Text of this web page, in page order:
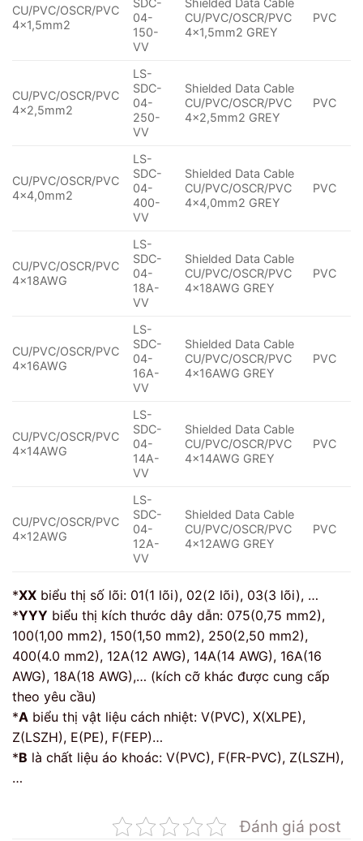
CU/PVC/OSCR/PVC
4×1,5mm2
SDC-
04-
150-
VV
Shielded Data Cable
CU/PVC/OSCR/PVC
4×1,5mm2 GREY
PVC
CU/PVC/OSCR/PVC
4×2,5mm2
LS-
SDC-
04-
250-
VV
Shielded Data Cable
CU/PVC/OSCR/PVC
4×2,5mm2 GREY
PVC
CU/PVC/OSCR/PVC
4×4,0mm2
LS-
SDC-
04-
400-
VV
Shielded Data Cable
CU/PVC/OSCR/PVC
4×4,0mm2 GREY
PVC
CU/PVC/OSCR/PVC
4×18AWG
LS-
SDC-
04-
18A-
VV
Shielded Data Cable
CU/PVC/OSCR/PVC
4x18AWG GREY
PVC
CU/PVC/OSCR/PVC
4×16AWG
LS-
SDC-
04-
16A-
VV
Shielded Data Cable
CU/PVC/OSCR/PVC
4x16AWG GREY
PVC
CU/PVC/OSCR/PVC
4×14AWG
LS-
SDC-
04-
14A-
VV
Shielded Data Cable
CU/PVC/OSCR/PVC
4x14AWG GREY
PVC
CU/PVC/OSCR/PVC
4×12AWG
LS-
SDC-
04-
12A-
VV
Shielded Data Cable
CU/PVC/OSCR/PVC
4x12AWG GREY
PVC
*XX biểu thị số lõi: 01(1 lõi), 02(2 lõi), 03(3 lõi), …
*YYY biểu thị kích thước dây dẫn: 075(0,75 mm2),
100(1,00 mm2), 150(1,50 mm2), 250(2,50 mm2),
400(4.0 mm2), 12A(12 AWG), 14A(14 AWG), 16A(16
AWG), 18A(18 AWG),… (kích cỡ khác được cung cấp
theo yêu cầu)
*A biểu thị vật liệu cách nhiệt: V(PVC), X(XLPE),
Z(LSZH), E(PE), F(FEP)…
*B là chất liệu áo khoác: V(PVC), F(FR-PVC), Z(LSZH),
…
Đánh giá post